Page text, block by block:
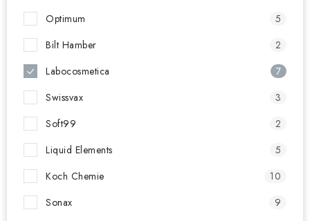
Optimum
5
Bilt Hamber
2
Labocosmetica
7
Swissvax
3
Soft99
2
Liquid Elements
5
Koch Chemie
10
Sonax
9